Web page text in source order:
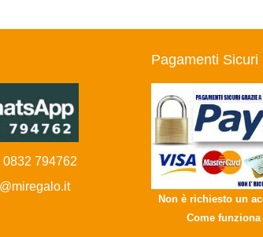
794762
Pagamenti Sicuri
Non è richiesto un
Come funziona